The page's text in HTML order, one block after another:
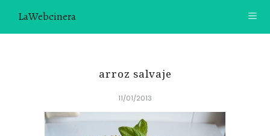
LaWebcinera
CONTACTO
arroz salvaje
11/01/2013